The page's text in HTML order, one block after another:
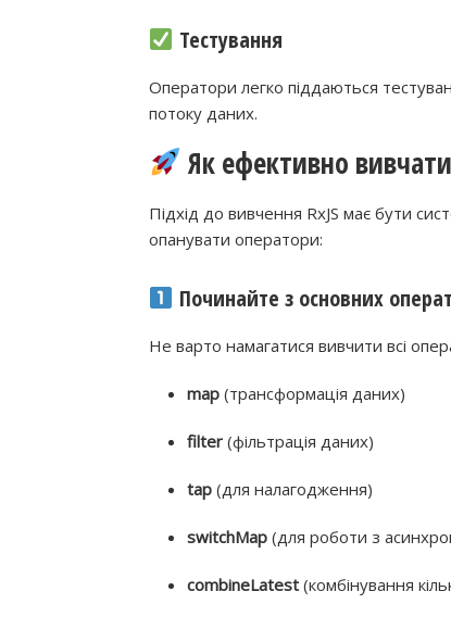
Тестування
Оператори легко піддаються
потоку даних.
Як ефективно
Підхід до вивчення RxJS має бути
опанувати оператори:
Починайте з основних
Не варто намагатися вивчити всі
map (трансформація даних)
filter (фільтрація даних)
tap (для налагодження)
switchMap (для роботи з
combineLatest (комбінування